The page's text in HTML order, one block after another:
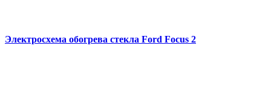
Электросхема обогрева стекла Ford Focus 2